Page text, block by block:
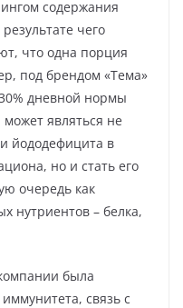
содержания
чего
что одна порция
под брендом «Тема»
дневной нормы
являться не
йододефицита в
но и стать его
очередь как
нутриентов – белка,
была
связь с